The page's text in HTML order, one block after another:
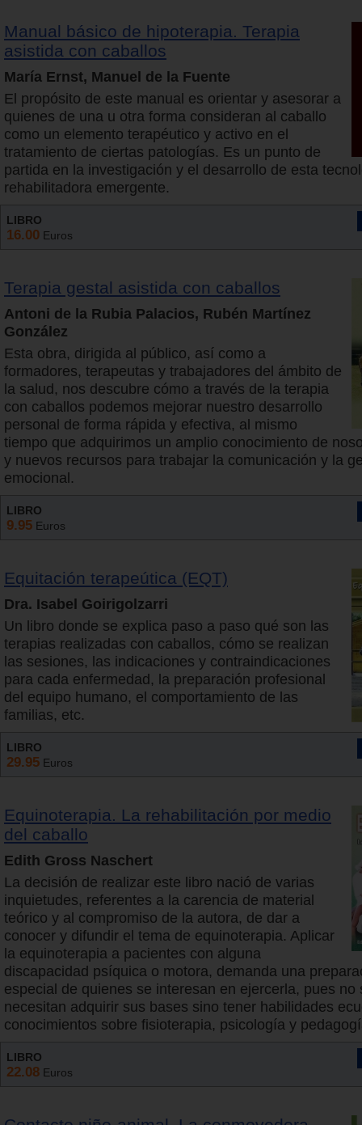
Manual básico de hipoterapia. Terapia
asistida con caballos
María Ernst, Manuel de la Fuente
El propósito de este manual es orientar y asesorar a
quienes de una u otra forma consideran al caballo
como un elemento terapéutico y activo en el
tratamiento de ciertas patologías. Es un punto de
partida en la investigación y el desarrollo de esta
rehabilitadora emergente.
LIBRO
16.00 Euros
Terapia gestal asistida con caballos
Antoni de la Rubia Palacios, Rubén Martínez
González
Esta obra, dirigida al público, así como a
formadores, terapeutas y trabajadores del ámbito de
la salud, nos descubre cómo a través de la terapia
con caballos podemos mejorar nuestro desarrollo
personal de forma rápida y efectiva, al mismo
tiempo que adquirimos un amplio conocimiento de
y nuevos recursos para trabajar la comunicación y la
emocional.
LIBRO
9.95 Euros
Equitación terapeútica (EQT)
Dra. Isabel Goirigolzarri
Un libro donde se explica paso a paso qué son las
terapias realizadas con caballos, cómo se realizan
las sesiones, las indicaciones y contraindicaciones
para cada enfermedad, la preparación profesional
del equipo humano, el comportamiento de las
familias, etc.
LIBRO
29.95 Euros
Equinoterapia. La rehabilitación por medio
del caballo
Edith Gross Naschert
La decisión de realizar este libro nació de varias
inquietudes, referentes a la carencia de material
teórico y al compromiso de la autora, de dar a
conocer y difundir el tema de equinoterapia. Aplicar
la equinoterapia a pacientes con alguna
discapacidad psíquica o motora, demanda una
especial de quienes se interesan en ejercerla, pues no
necesitan adquirir sus bases sino tener habilidades
conocimientos sobre fisioterapia, psicología y
LIBRO
22.08 Euros